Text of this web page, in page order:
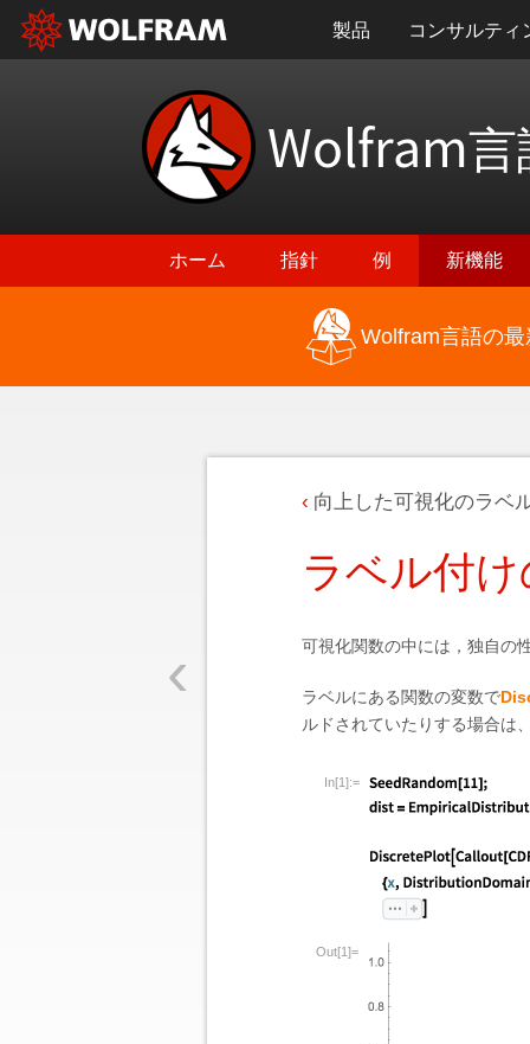
製品 コンサルティ
Wolfram言
ホーム 指針 例 新機能
Wolfram言語の
‹
向上した可視化のラベ
ラベル付
可視化関数の中には，独自の
ラベルにある関数の変数で
ルドされていたりする場合は
In[1]:=
Out[1]=